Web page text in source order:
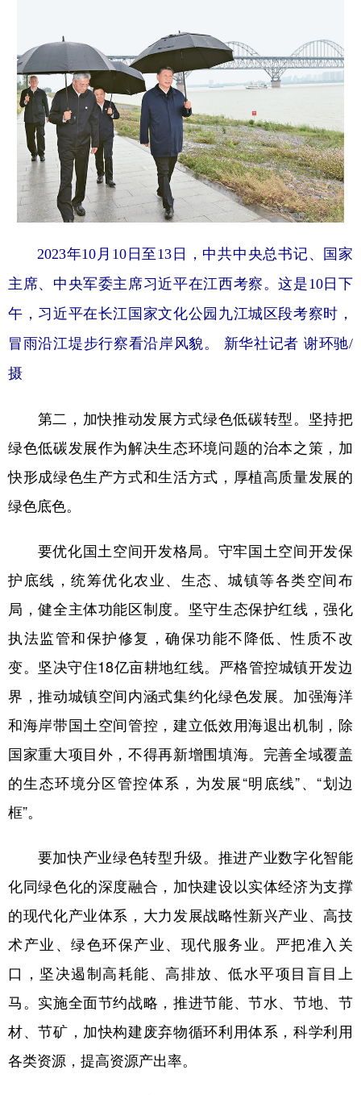
2023年10月10日至13日，中共中央总书记、国家
主席、中央军委主席习近平在江西考察。这是10日下
午，习近平在长江国家文化公园九江城区段考察时，
冒雨沿江堤步行察看沿岸风貌。 新华社记者 谢环驰/
摄
第二，加快推动发展方式绿色低碳转型。坚持把
绿色低碳发展作为解决生态环境问题的治本之策，加
快形成绿色生产方式和生活方式，厚植高质量发展的
绿色底色。
要优化国土空间开发格局。守牢国土空间开发保
护底线，统筹优化农业、生态、城镇等各类空间布
局，健全主体功能区制度。坚守生态保护红线，强化
执法监管和保护修复，确保功能不降低、性质不改
变。坚决守住18亿亩耕地红线。严格管控城镇开发边
界，推动城镇空间内涵式集约化绿色发展。加强海洋
和海岸带国土空间管控，建立低效用海退出机制，除
国家重大项目外，不得再新增围填海。完善全域覆盖
的生态环境分区管控体系，为发展“明底线”、“划边
框”。
要加快产业绿色转型升级。推进产业数字化智能
化同绿色化的深度融合，加快建设以实体经济为支撑
的现代化产业体系，大力发展战略性新兴产业、高技
术产业、绿色环保产业、现代服务业。严把准入关
口，坚决遏制高耗能、高排放、低水平项目盲目上
马。实施全面节约战略，推进节能、节水、节地、节
材、节矿，加快构建废弃物循环利用体系，科学利用
各类资源，提高资源产出率。